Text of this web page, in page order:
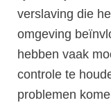
verslaving die
omgeving
hebben vaak
controle te
problemen